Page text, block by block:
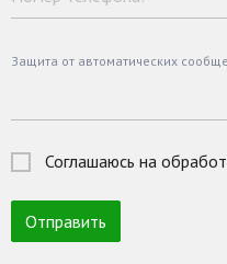
Защита от автоматических
Соглашаюсь на